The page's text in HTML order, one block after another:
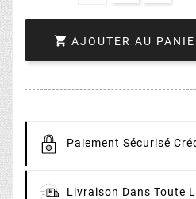
 AJOUTER AU
Paiement Sécurisé
Livraison Dans Toute